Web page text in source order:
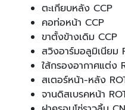
ตะเกียบหลัง CCP
คอท่อหน้า CCP
ขาตั้งข้างเดิม CCP
สวิงอาร์มอลูมิเนียม
ใส้กรองอากาศแต่ง
สเตอร์หน้า-หลัง
จานดิสเบรคหน้า